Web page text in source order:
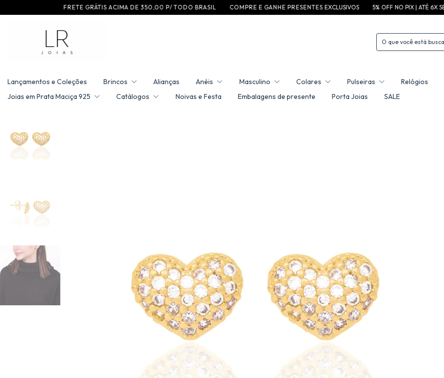
F R E T E G R ÁT I S A C I M A D E 3 5 0 ,0 0 P / T O D O B R A S I L C O M P R E E G A N H E P R E S E N T E S EXCLUSIVOS 5% OFF NO PIX | ATÉ 6X SEM JUROS
Lançamentos e Coleções Brincos Alianças Anéis Masculino Colares Pulseiras Relógios
Joias em Prata Maciça 925
Catálogos Noivas e Festa Embalagens de presente Porta Joias SALE